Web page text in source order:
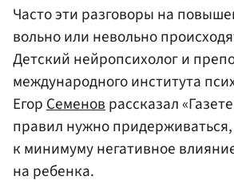
Часто эти разговоры на
вольно или невольно
Детский нейропсихолог и
международного института
ЕгорСеменоврассказал
правил нужно
к минимуму негативное
на ребенка.